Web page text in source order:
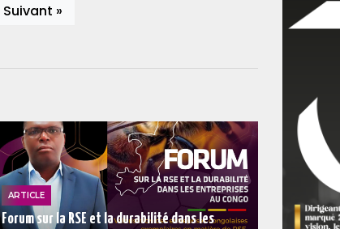
Suivant »
ARTICLE
Forum sur la RSE et la durabilité dans les